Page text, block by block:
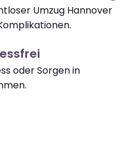
Umzug Hannover
oder Sorgen in